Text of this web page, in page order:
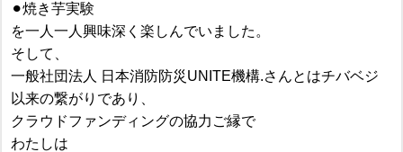
⚫︎焼き芋実験
を一人一人興味深く楽しんでいました。
そして、
一般社団法人 日本消防防災UNITE機構.さんとはチバベジ
以来の繋がりであり、
クラウドファンディングの協力ご縁で
わたしは